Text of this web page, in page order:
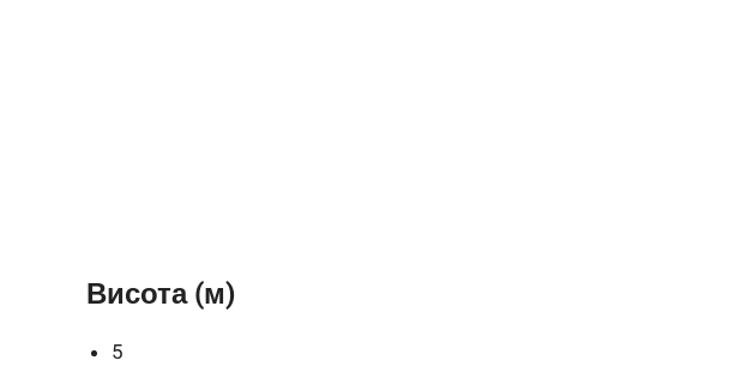
Висота (м)
5